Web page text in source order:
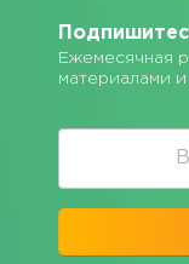
Ежемесячная
материалами